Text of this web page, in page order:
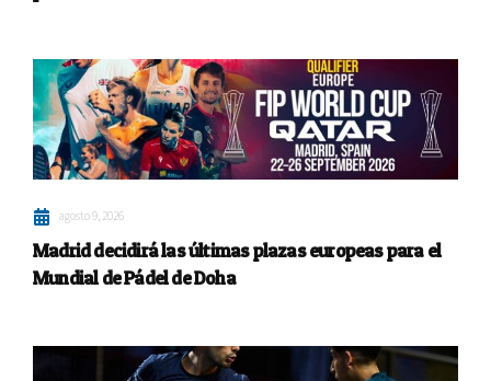
agosto 9, 2026
Madrid decidirá las últimas plazas europeas para el
Mundial de Pádel de Doha